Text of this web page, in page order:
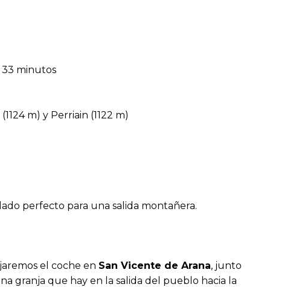
33 minutos
m) y Perriain (1122 m)
perfecto para una salida montañera.
el coche en San Vicente de Arana, junto
granja que hay en la salida del pueblo hacia la